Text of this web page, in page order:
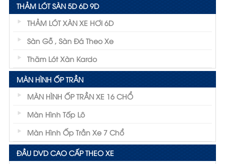
THẢM LÓT SÀN 5D 6D 9D
THẢM LÓT XÀN XE HƠI 6D
Sàn Gỗ , Sàn Đá Theo Xe
Thãm Lót Xàn Kardo
MÀN HÌNH ỐP TRẦN
MÀN HÌNH ỐP TRẦN XE 16 CHỔ
Màn Hình Tốp Lô
Màn Hình Ốp Trần Xe 7 Chổ
ĐẦU DVD CAO CẤP THEO XE